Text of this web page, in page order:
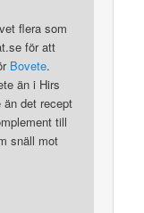
flera som
för att
Bovete.
än i Hirs
än det recept
till
snäll mot